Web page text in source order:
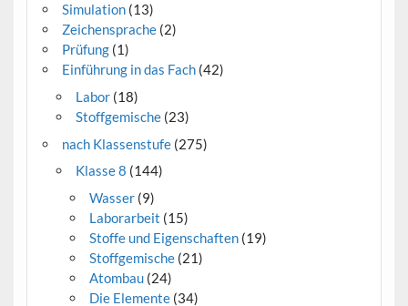
Simulation(13)
Zeichensprache(2)
Prüfung(1)
Einführung in das Fach(42)
Labor(18)
Stoffgemische(23)
nach Klassenstufe(275)
Klasse 8 (144)
Wasser (9)
Laborarbeit (15)
Stoffe und Eigenschaften (19)
Stoffgemische (21)
Atombau (24)
Die Elemente (34)